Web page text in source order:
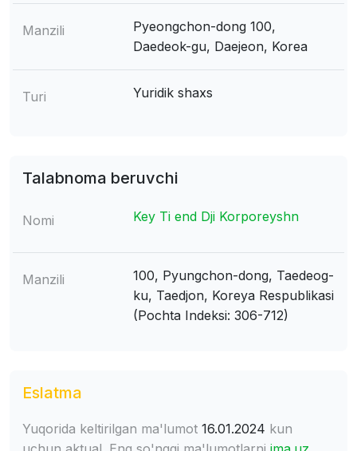
Manzili
Pyeongchon-dong 100,
Daedeok-gu, Daejeon, Korea
Turi Yuridik shaxs
Talabnoma beruvchi
Nomi Key Ti end Dji Korporeyshn
Manzili
100, Pyungchon-dong, Taedeog-
ku, Taedjon, Koreya Respublikasi
(Pochta Indeksi: 306-712)
Eslatma
Yuqorida keltirilgan ma'lumot 16.01.2024 kun